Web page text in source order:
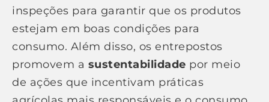
inspeções para garantir que os produtos
estejam em boas condições para
consumo. Além disso, os entrepostos
promovem a sustentabilidade por meio
de ações que incentivam práticas